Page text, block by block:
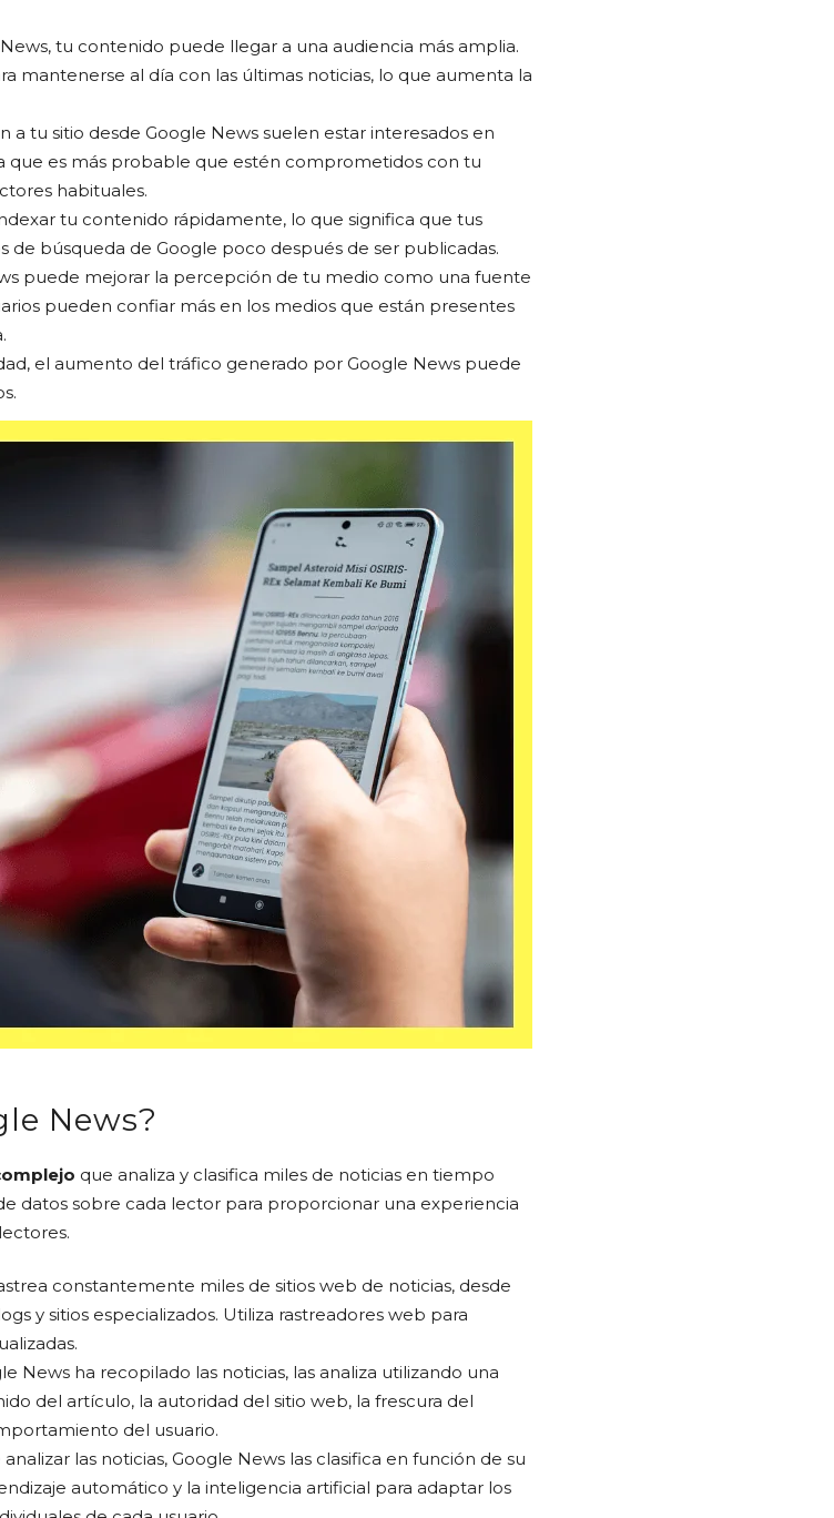
tu contenido puede llegar a una audiencia más amplia.
mantenerse al día con las últimas noticias, lo que aumenta la
a tu sitio desde Google News suelen estar interesados en
que es más probable que estén comprometidos con tu
habituales.
tu contenido rápidamente, lo que significa que tus
de búsqueda de Google poco después de ser publicadas.
puede mejorar la percepción de tu medio como una fuente
pueden confiar más en los medios que están presentes
el aumento del tráfico generado por Google News puede
News?
que analiza y clasifica miles de noticias en tiempo
datos sobre cada lector para proporcionar una experiencia
constantemente miles de sitios web de noticias, desde
y sitios especializados. Utiliza rastreadores web para
News ha recopilado las noticias, las analiza utilizando una
del artículo, la autoridad del sitio web, la frescura del
del usuario.
las noticias, Google News las clasifica en función de su
automático y la inteligencia artificial para adaptar los